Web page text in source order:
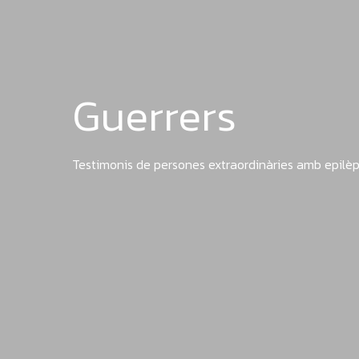
Guerrers
Testimonis de persones extraordinàries amb